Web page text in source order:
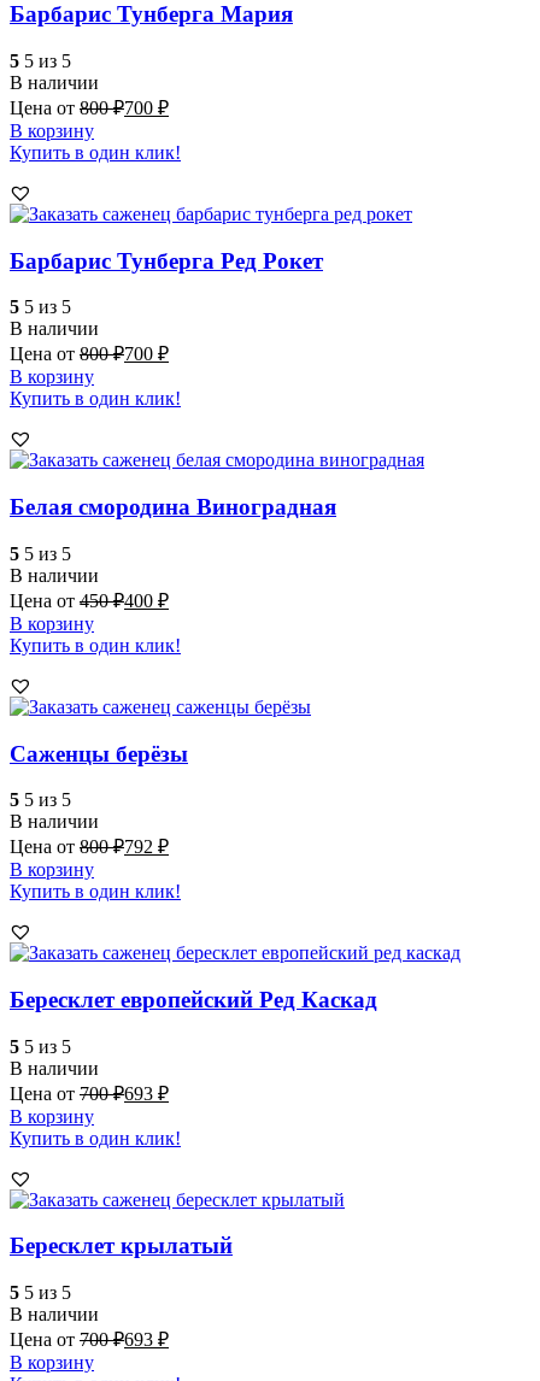
Барбарис Тунберга Мария
5 5 из 5
В наличии
Цена от 800₽700 ₽
В корзину
Купить в один клик!
Барбарис Тунберга Ред Рокет
5 5 из 5
В наличии
Цена от 800₽700 ₽
В корзину
Купить в один клик!
Белая смородина Виноградная
5 5 из 5
В наличии
Цена от 450₽400 ₽
В корзину
Купить в один клик!
Саженцы берёзы
5 5 из 5
В наличии
Цена от 800₽792 ₽
В корзину
Купить в один клик!
Бересклет европейский Ред Каскад
5 5 из 5
В наличии
Цена от 700₽693 ₽
В корзину
Купить в один клик!
Бересклет крылатый
5 5 из 5
В наличии
Цена от 700₽693 ₽
В корзину